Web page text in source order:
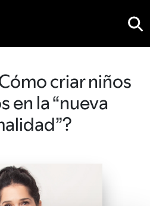
criar niños
en la “nueva